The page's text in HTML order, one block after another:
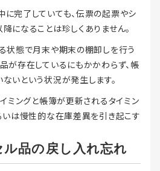
完了していても、伝票の起票やシ
になることは珍しくありません。
状態で月末や期末の棚卸しを行う
が存在しているにもかかわらず、帳
いという状況が発生します。
イミングと帳簿が更新されるタイミン
いは慢性的な在庫差異を引き起こす
品の戻し入れ忘れ